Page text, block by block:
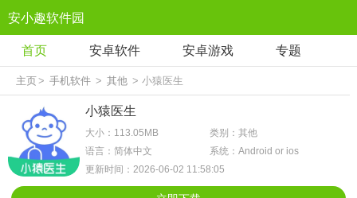
安小趣软件园
首页 安卓软件 安卓游戏 专题
主页> 手机软件 > 其他 > 小猿医生
小猿医生
大小：113.05MB
类别：其他
语言：简体中文
系统：Android or ios
更新时间：2026-06-02 11:58:05